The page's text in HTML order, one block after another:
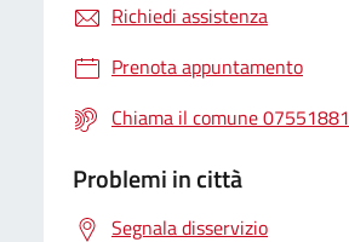
Richiedi assistenza
Prenota appuntamento
Chiama il comune 07551881
Problemi in città
Segnala disservizio